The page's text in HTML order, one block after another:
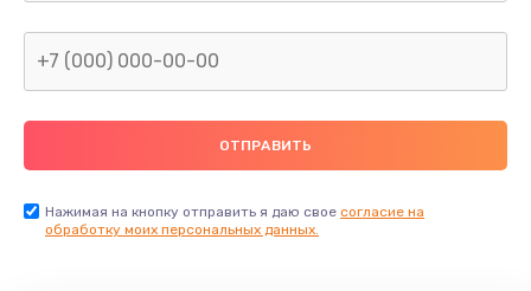
800 руб.
Не видит флешку
400 руб.
Заказать
Нажимая на кнопку отправить я даю свое согласие на
обработку моих персональных данных.